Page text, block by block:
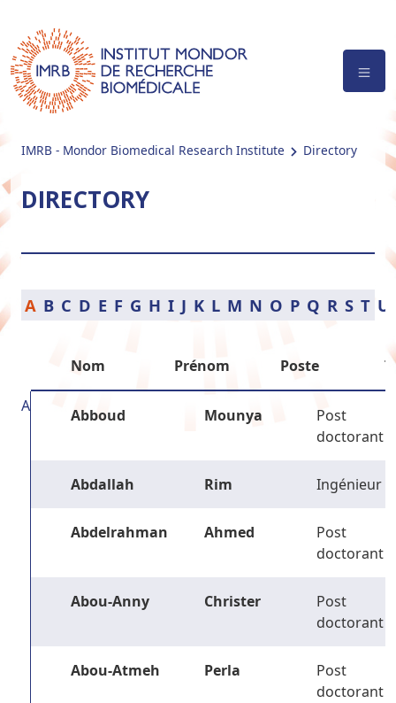
IMRB - Mondor Biomedical Research Institute Directory
DIRECTORY
A B C D E F G H I J K L M N O P Q R S T U
Nom Prénom Poste
A Abboud Mounya
Post
doctorant
Abdallah Rim Ingénieur
Abdelrahman Ahmed
Post
doctorant
Abou-Anny Christer
Post
doctorant
Abou-Atmeh Perla
Post
doctorant